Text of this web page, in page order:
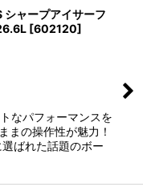
シャープアイサーフ
[602120]
なパフォーマンスを
まの操作性が魅力！
ばれた話題のボー